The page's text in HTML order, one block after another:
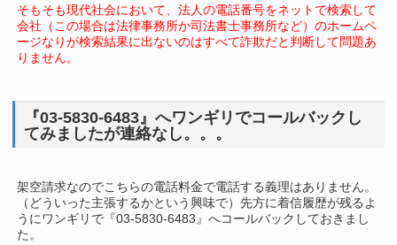
そもそも現代社会において、法人の電話番号をネットで検索して
会社（この場合は法律事務所か司法書士事務所など）のホームペ
ージなりが検索結果に出ないのはすべて詐欺だと判断して問題あ
りません。
『03-5830-6483』へワンギリでコールバックし
てみましたが連絡なし。。。
架空請求なのでこちらの電話料金で電話する義理はありません。
（どういった主張するかという興味で）先方に着信履歴が残るよ
うにワンギリで『03-5830-6483』へコールバックしておきまし
た。